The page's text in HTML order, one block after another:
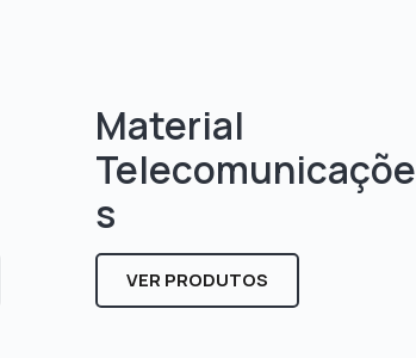
Material
Telecomunicaçõe
s
VER PRODUTOS